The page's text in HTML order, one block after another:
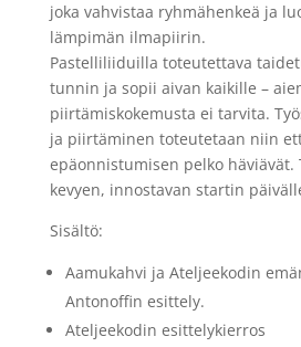
joka vahvistaa ryhmähenkeä ja
lämpimän ilmapiirin.
Pastelliliiduilla toteutettava
tunnin ja sopii aivan kaikille –
piirtämiskokemusta ei tarvita.
ja piirtäminen toteutetaan niin
epäonnistumisen pelko häviävät.
kevyen, innostavan startin
Sisältö:
Aamukahvi ja Ateljeekodin
Antonoffin esittely.
Ateljeekodin esittelykierros